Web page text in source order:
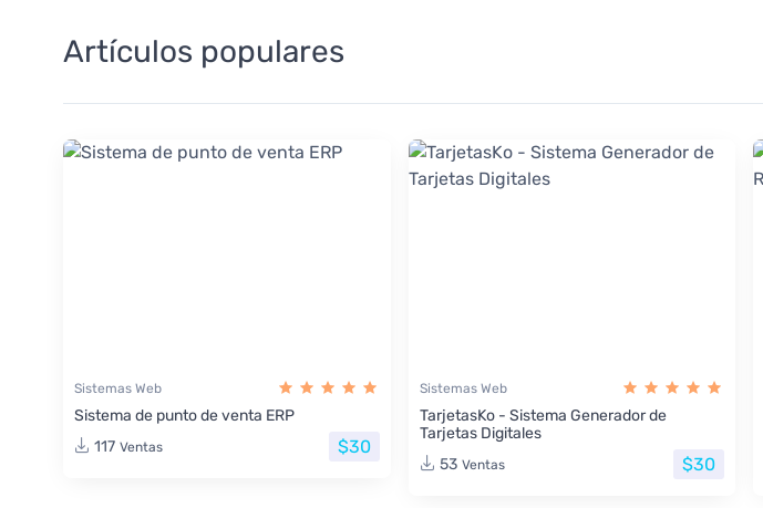
Artículos populares
Sistemas Web
Sistema de punto de venta ERP
117 Ventas $30
Sistemas Web
TarjetasKo - Sistema Generador de
Tarjetas Digitales
53 Ventas $30